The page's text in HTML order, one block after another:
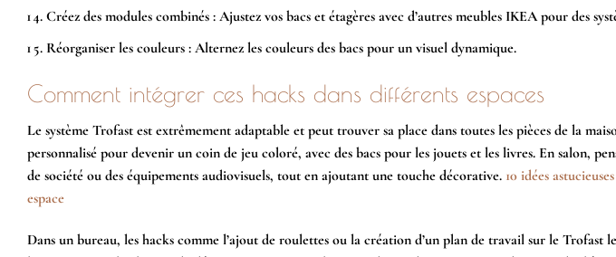
Créez des modules combinés :Ajustez vos bacs et étagères avec d’autres meubles IKEA pour des
Réorganiser les couleurs :Alternez les couleurs des bacs pour un visuel dynamique.
Comment intégrer ces hacks dans différents espaces
Le système Trofast est extrêmement adaptable et peut trouver sa place dans toutes les pièces de la
personnalisé pour devenir un coin de jeu coloré, avec des bacs pour les jouets et les livres. En salon,
de société ou des équipements audiovisuels, tout en ajoutant une touche décorative. 10 idées
espace
Dans un bureau, les hacks comme l’ajout de roulettes ou la création d’un plan de travail sur le